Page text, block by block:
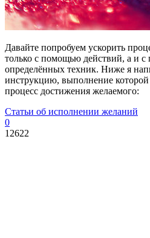
Давайте попробуем ускорить
только с помощью действий, а и
определённых техник. Ниже я
инструкцию, выполнение которой
процесс достижения желаемого:
Статьи об исполнении желаний
0
12622